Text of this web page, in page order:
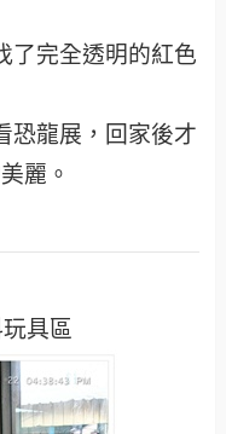
了完全透明的紅色
恐龍展，回家後才
麗。
具區